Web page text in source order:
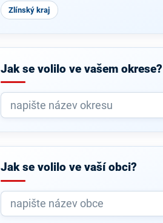
Zlínský kraj
Jak se volilo ve vašem okrese?
Jak se volilo ve vaší obci?